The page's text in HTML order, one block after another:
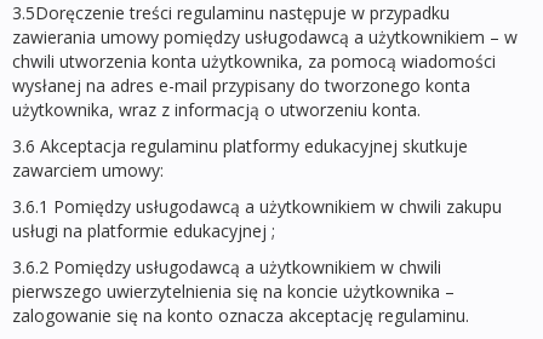
3.5Doręczenie treści regulaminu następuje w przypadku
zawierania umowy pomiędzy usługodawcą a użytkownikiem – w
chwili utworzenia konta użytkownika, za pomocą wiadomości
wysłanej na adres e-mail przypisany do tworzonego konta
użytkownika, wraz z informacją o utworzeniu konta.
3.6 Akceptacja regulaminu platformy edukacyjnej skutkuje
zawarciem umowy:
3.6.1 Pomiędzy usługodawcą a użytkownikiem w chwili zakupu
usługi na platformie edukacyjnej ;
3.6.2 Pomiędzy usługodawcą a użytkownikiem w chwili
pierwszego uwierzytelnienia się na koncie użytkownika –
zalogowanie się na konto oznacza akceptację regulaminu.